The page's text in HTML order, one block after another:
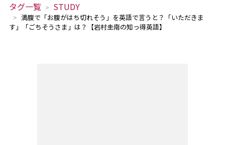
タグ一覧 STUDY
満腹で「お腹がはち切れそう」を英語で言うと？「いただきま
す」「ごちそうさま」は？【岩村圭南の知っ得英語】